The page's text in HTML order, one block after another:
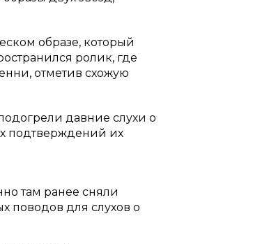
образе, который
ролик, где
отметив схожую
давние слухи о
подтверждений их
там ранее сняли
поводов для слухов о